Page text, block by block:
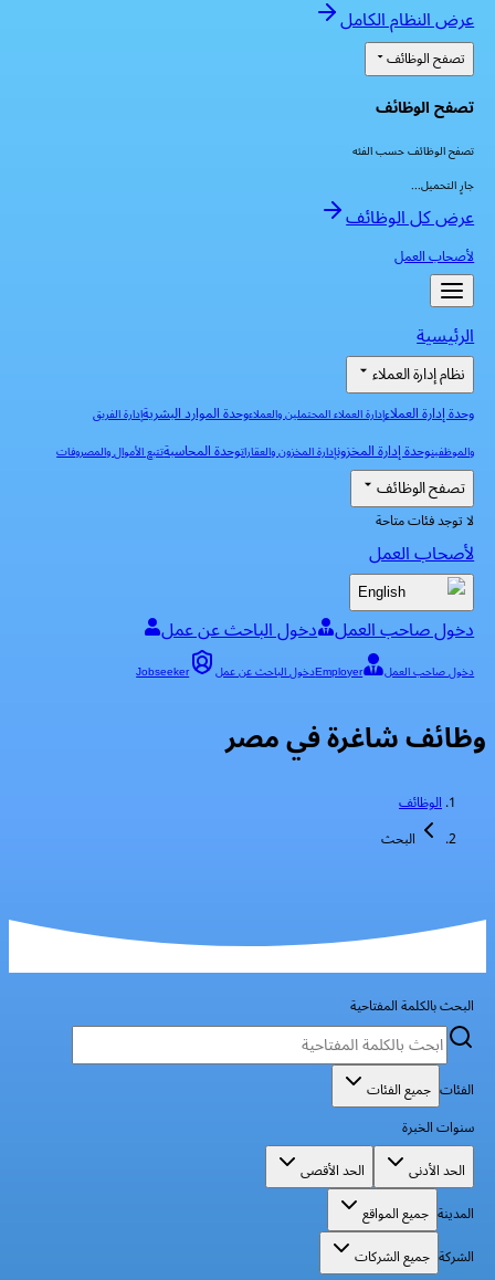
عرض النظام الكامل
تصفح الوظائف
تصفح الوظائف
تصفح الوظائف حسب الفئه
جارٍ التحميل...
عرض كل الوظائف
لأصحاب العمل
الرئيسية
نظام إدارة العملاء
وحدة إدارة العملاءإدارة العملاء المحتملين والعملاءوحدة الموارد البشريةإدارة الفريق
والموظفينوحدة إدارة المخزونإدارة المخزون والعقاراتوحدة المحاسبةتتبع الأموال والمصروفات
تصفح الوظائف
لا توجد فئات متاحة
لأصحاب العمل
English
دخول صاحب العمل دخول الباحث عن عمل
دخول صاحب العمل Employerدخول الباحث عن عمل Jobseeker
وظائف شاغرة في مصر
الوظائف
البحث
البحث بالكلمة المفتاحية
الفئات جميع الفئات
سنوات الخبرة
الحد الأدنى
الحد الأقصى
المدينة جميع المواقع
الشركة جميع الشركات